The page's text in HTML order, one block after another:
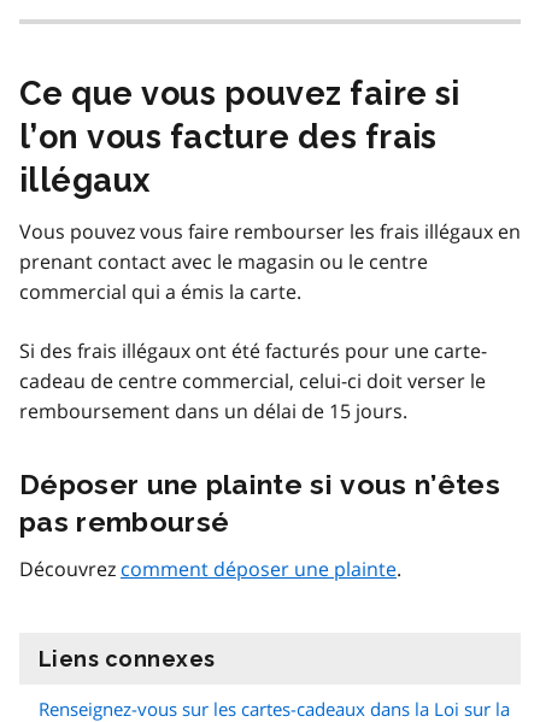
Ce que vous pouvez faire si
l’on vous facture des frais
illégaux
Vous pouvez vous faire rembourser les frais illégaux en
prenant contact avec le magasin ou le centre
commercial qui a émis la carte.
Si des frais illégaux ont été facturés pour une carte-
cadeau de centre commercial, celui-ci doit verser le
remboursement dans un délai de 15 jours.
Déposer une plainte si vous n’êtes
pas remboursé
Découvrez comment déposer une plainte.
Liens connexes
Renseignez-vous sur les cartes-cadeaux dans la Loi sur la